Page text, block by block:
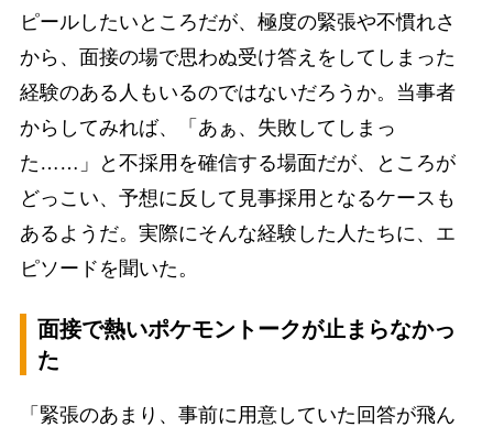
ピールしたいところだが、極度の緊張や不慣れさ
から、面接の場で思わぬ受け答えをしてしまった
経験のある人もいるのではないだろうか。当事者
からしてみれば、「あぁ、失敗してしまっ
た……」と不採用を確信する場面だが、ところが
どっこい、予想に反して見事採用となるケースも
あるようだ。実際にそんな経験した人たちに、エ
ピソードを聞いた。
面接で熱いポケモントークが止まらなかっ
た
「緊張のあまり、事前に用意していた回答が飛ん